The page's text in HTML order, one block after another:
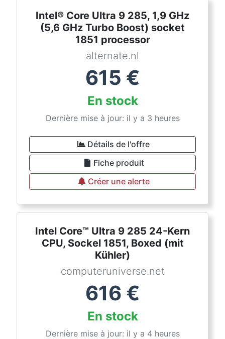
Intel® Core Ultra 9 285, 1,9 GHz
(5,6 GHz Turbo Boost) socket
1851 processor
alternate.nl
615 €
En stock
Dernière mise à jour: il y a 3 heures
Détails de l'offre
Fiche produit
Créer une alerte
Intel Core™ Ultra 9 285 24-Kern
CPU, Sockel 1851, Boxed (mit
Kühler)
computeruniverse.net
616 €
En stock
Dernière mise à jour: il y a 4 heures